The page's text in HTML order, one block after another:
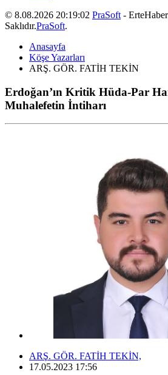
© 8.08.2026 20:19:02 PraSoft -
Saklıdır.PraSoft.
Anasayfa
Köşe Yazarları
ARŞ. GÖR. FATİH TEKİN
Erdoğan’ın Kritik Hüda-Par
Muhalefetin İntiharı
ARŞ. GÖR. FATİH TEKİN,
17.05.2023 17:56